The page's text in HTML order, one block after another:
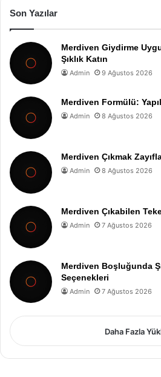
Son Yazılar
Merdiven Giydirme
Şıklık Katın
Admin 9 Ağustos 2026
Merdiven Formülü:
Admin 8 Ağustos 2026
Merdiven Çıkmak
Admin 8 Ağustos 2026
Merdiven Çıkabilen
Admin 7 Ağustos 2026
Merdiven Boşluğunda
Seçenekleri
Admin 7 Ağustos 2026
Daha Fazla